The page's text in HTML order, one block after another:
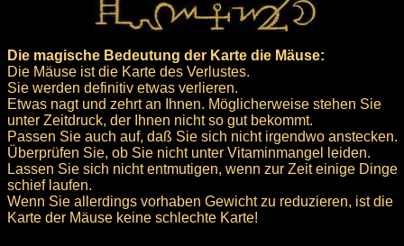
Die magische Bedeutung der Karte die Mäuse:
Die Mäuse ist die Karte des Verlustes.
Sie werden definitiv etwas verlieren.
Etwas nagt und zehrt an Ihnen. Möglicherweise stehen Sie
unter Zeitdruck, der Ihnen nicht so gut bekommt.
Passen Sie auch auf, daß Sie sich nicht irgendwo anstecken.
Überprüfen Sie, ob Sie nicht unter Vitaminmangel leiden.
Lassen Sie sich nicht entmutigen, wenn zur Zeit einige Dinge
schief laufen.
Wenn Sie allerdings vorhaben Gewicht zu reduzieren, ist die
Karte der Mäuse keine schlechte Karte!